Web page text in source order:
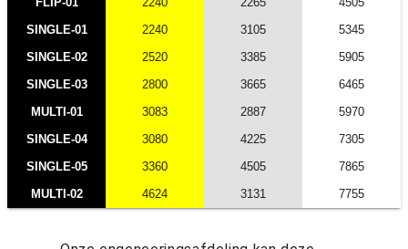
SINGLE-01
2240 3105
5345
SINGLE-02
2520 3385
5905
SINGLE-03
2800 3665
6465
MULTI-01
3083 2887
5970
SINGLE-04
3080 4225
7305
SINGLE-05
3360 4505
7865
MULTI-02
4624 3131 7755